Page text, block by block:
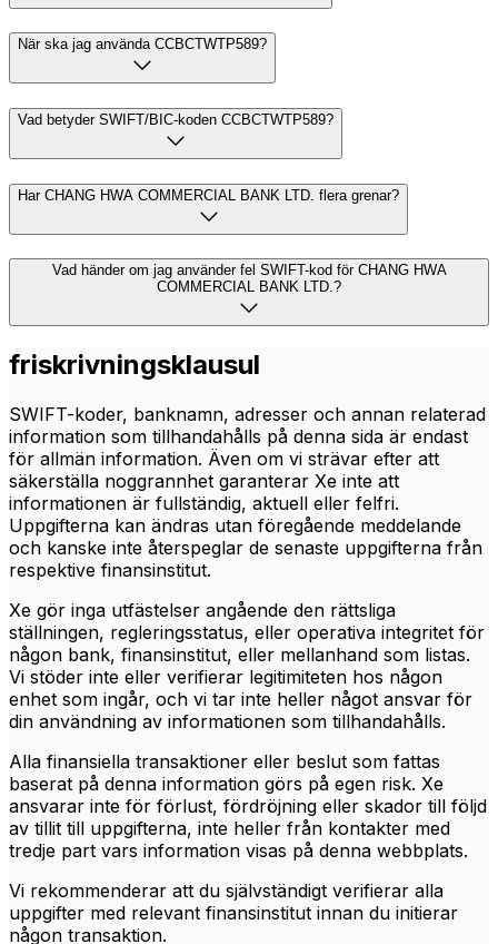
När ska jag använda CCBCTWTP589?
Vad betyder SWIFT/BIC-koden CCBCTWTP589?
Har CHANG HWA COMMERCIAL BANK LTD. flera grenar?
Vad händer om jag använder fel SWIFT-kod för CHANG HWA
COMMERCIAL BANK LTD.?
friskrivningsklausul
SWIFT-koder, banknamn, adresser och annan relaterad
information som tillhandahålls på denna sida är endast
för allmän information. Även om vi strävar efter att
säkerställa noggrannhet garanterar Xe inte att
informationen är fullständig, aktuell eller felfri.
Uppgifterna kan ändras utan föregående meddelande
och kanske inte återspeglar de senaste uppgifterna från
respektive finansinstitut.
Xe gör inga utfästelser angående den rättsliga
ställningen, regleringsstatus, eller operativa integritet för
någon bank, finansinstitut, eller mellanhand som listas.
Vi stöder inte eller verifierar legitimiteten hos någon
enhet som ingår, och vi tar inte heller något ansvar för
din användning av informationen som tillhandahålls.
Alla finansiella transaktioner eller beslut som fattas
baserat på denna information görs på egen risk. Xe
ansvarar inte för förlust, fördröjning eller skador till följd
av tillit till uppgifterna, inte heller från kontakter med
tredje part vars information visas på denna webbplats.
Vi rekommenderar att du självständigt verifierar alla
uppgifter med relevant finansinstitut innan du initierar
någon transaktion.